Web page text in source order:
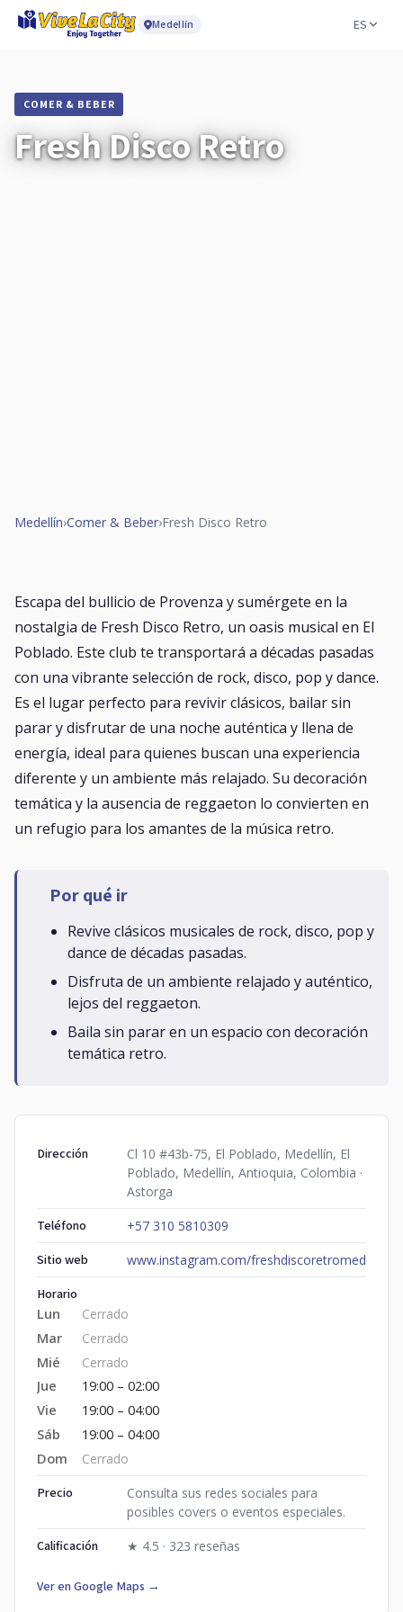
Medellín ES
COMER & BEBER
Fresh Disco Retro
Medellín›Comer & Beber›Fresh Disco Retro
Escapa del bullicio de Provenza y sumérgete en la
nostalgia de Fresh Disco Retro, un oasis musical en El
Poblado. Este club te transportará a décadas pasadas
con una vibrante selección de rock, disco, pop y dance.
Es el lugar perfecto para revivir clásicos, bailar sin
parar y disfrutar de una noche auténtica y llena de
energía, ideal para quienes buscan una experiencia
diferente y un ambiente más relajado. Su decoración
temática y la ausencia de reggaeton lo convierten en
un refugio para los amantes de la música retro.
Por qué ir
Revive clásicos musicales de rock, disco, pop y
dance de décadas pasadas.
Disfruta de un ambiente relajado y auténtico,
lejos del reggaeton.
Baila sin parar en un espacio con decoración
temática retro.
Dirección
Cl 10 #43b-75, El Poblado, Medellín, El
Poblado, Medellín, Antioquia, Colombia ·
Astorga
Teléfono +57 310 5810309
Sitio web www.instagram.com/freshdiscoretromed
Horario
Lun Cerrado
Mar Cerrado
Mié Cerrado
Jue
19:00 – 02:00
Vie
19:00 – 04:00
Sáb
19:00 – 04:00
Dom
Cerrado
Precio
Consulta sus redes sociales para
posibles covers o eventos especiales.
Calificación ★ 4.5 · 323 reseñas
Ver en Google Maps →